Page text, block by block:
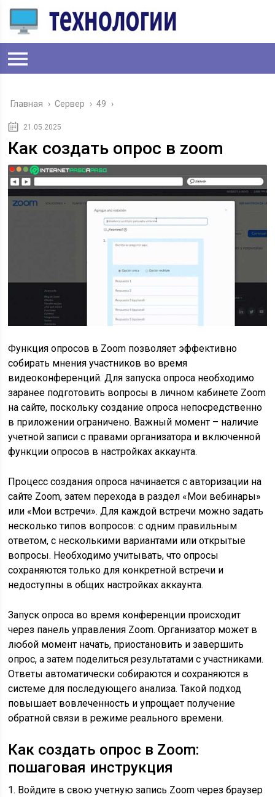
Главная › Сервер › 49 ›
21.05.2025
Как создать опрос в zoom
Функция опросов в Zoom позволяет эффективно
собирать мнения участников во время
видеоконференций. Для запуска опроса необходимо
заранее подготовить вопросы в личном кабинете Zoom
на сайте, поскольку создание опроса непосредственно
в приложении ограничено. Важный момент – наличие
учетной записи с правами организатора и включенной
функции опросов в настройках аккаунта.
Процесс создания опроса начинается с авторизации на
сайте Zoom, затем перехода в раздел «Мои вебинары»
или «Мои встречи». Для каждой встречи можно задать
несколько типов вопросов: с одним правильным
ответом, с несколькими вариантами или открытые
вопросы. Необходимо учитывать, что опросы
сохраняются только для конкретной встречи и
недоступны в общих настройках аккаунта.
Запуск опроса во время конференции происходит
через панель управления Zoom. Организатор может в
любой момент начать, приостановить и завершить
опрос, а затем поделиться результатами с участниками.
Ответы автоматически собираются и сохраняются в
системе для последующего анализа. Такой подход
повышает вовлеченность и упрощает получение
обратной связи в режиме реального времени.
Как создать опрос в Zoom:
пошаговая инструкция
1. Войдите в свою учетную запись Zoom через браузер